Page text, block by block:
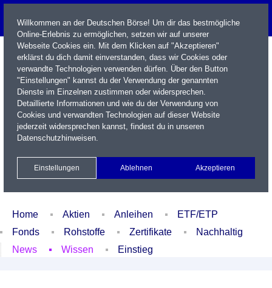
Name / WKN / ISIN / Kürzel
Xetra Realtime
Watchlist Portfolio Login
Home Aktien Anleihen
ETF/ETP
Fonds
Rohstoffe Zertifikate
Nachhaltig
News
Wissen Einstieg
Willkommen an der Deutschen Börse! Um dir das bestmögliche
Online-Erlebnis zu ermöglichen, setzen wir auf unserer
Webseite Cookies ein. Mit dem Klicken auf "Akzeptieren"
erklärst du dich damit einverstanden, dass wir Cookies oder
verwandte Technologien verwenden dürfen. Über den Button
"Einstellungen" kannst du der Verwendung der genannten
Dienste im Einzelnen zustimmen oder widersprechen.
Detaillierte Informationen und wie du der Verwendung von
Cookies und verwandten Technologien auf dieser Website
jederzeit widersprechen kannst, findest du in unseren
Datenschutzhinweisen.
Einstellungen Ablehnen Akzeptieren